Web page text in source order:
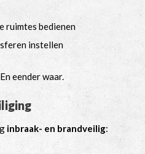
ruimtes bedienen
instellen
eender waar.
inbraak- en brandveilig: